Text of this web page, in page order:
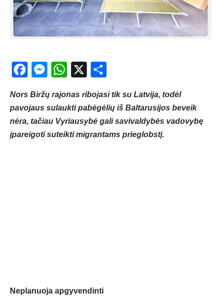
Facebook
Messenger
WhatsApp
X
Nors Biržų rajonas ribojasi tik su Latvija, todėl
pavojaus sulaukti pabėgėlių iš Baltarusijos beveik
nėra, tačiau Vyriausybė gali savivaldybės vadovybę
įpareigoti suteikti migrantams prieglobstį.
Neplanuoja apgyvendinti